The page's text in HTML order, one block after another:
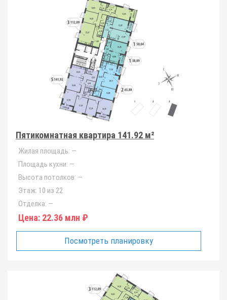
Пятикомнатная квартира 141.92 м²
Жилая площадь: —
Площадь кухни: —
Высота потолков: —
Этаж: 10 из 22
Отделка: —
Цена: 22.36 млн ₽
Посмотреть планировку